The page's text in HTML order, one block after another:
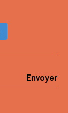
Envoyer